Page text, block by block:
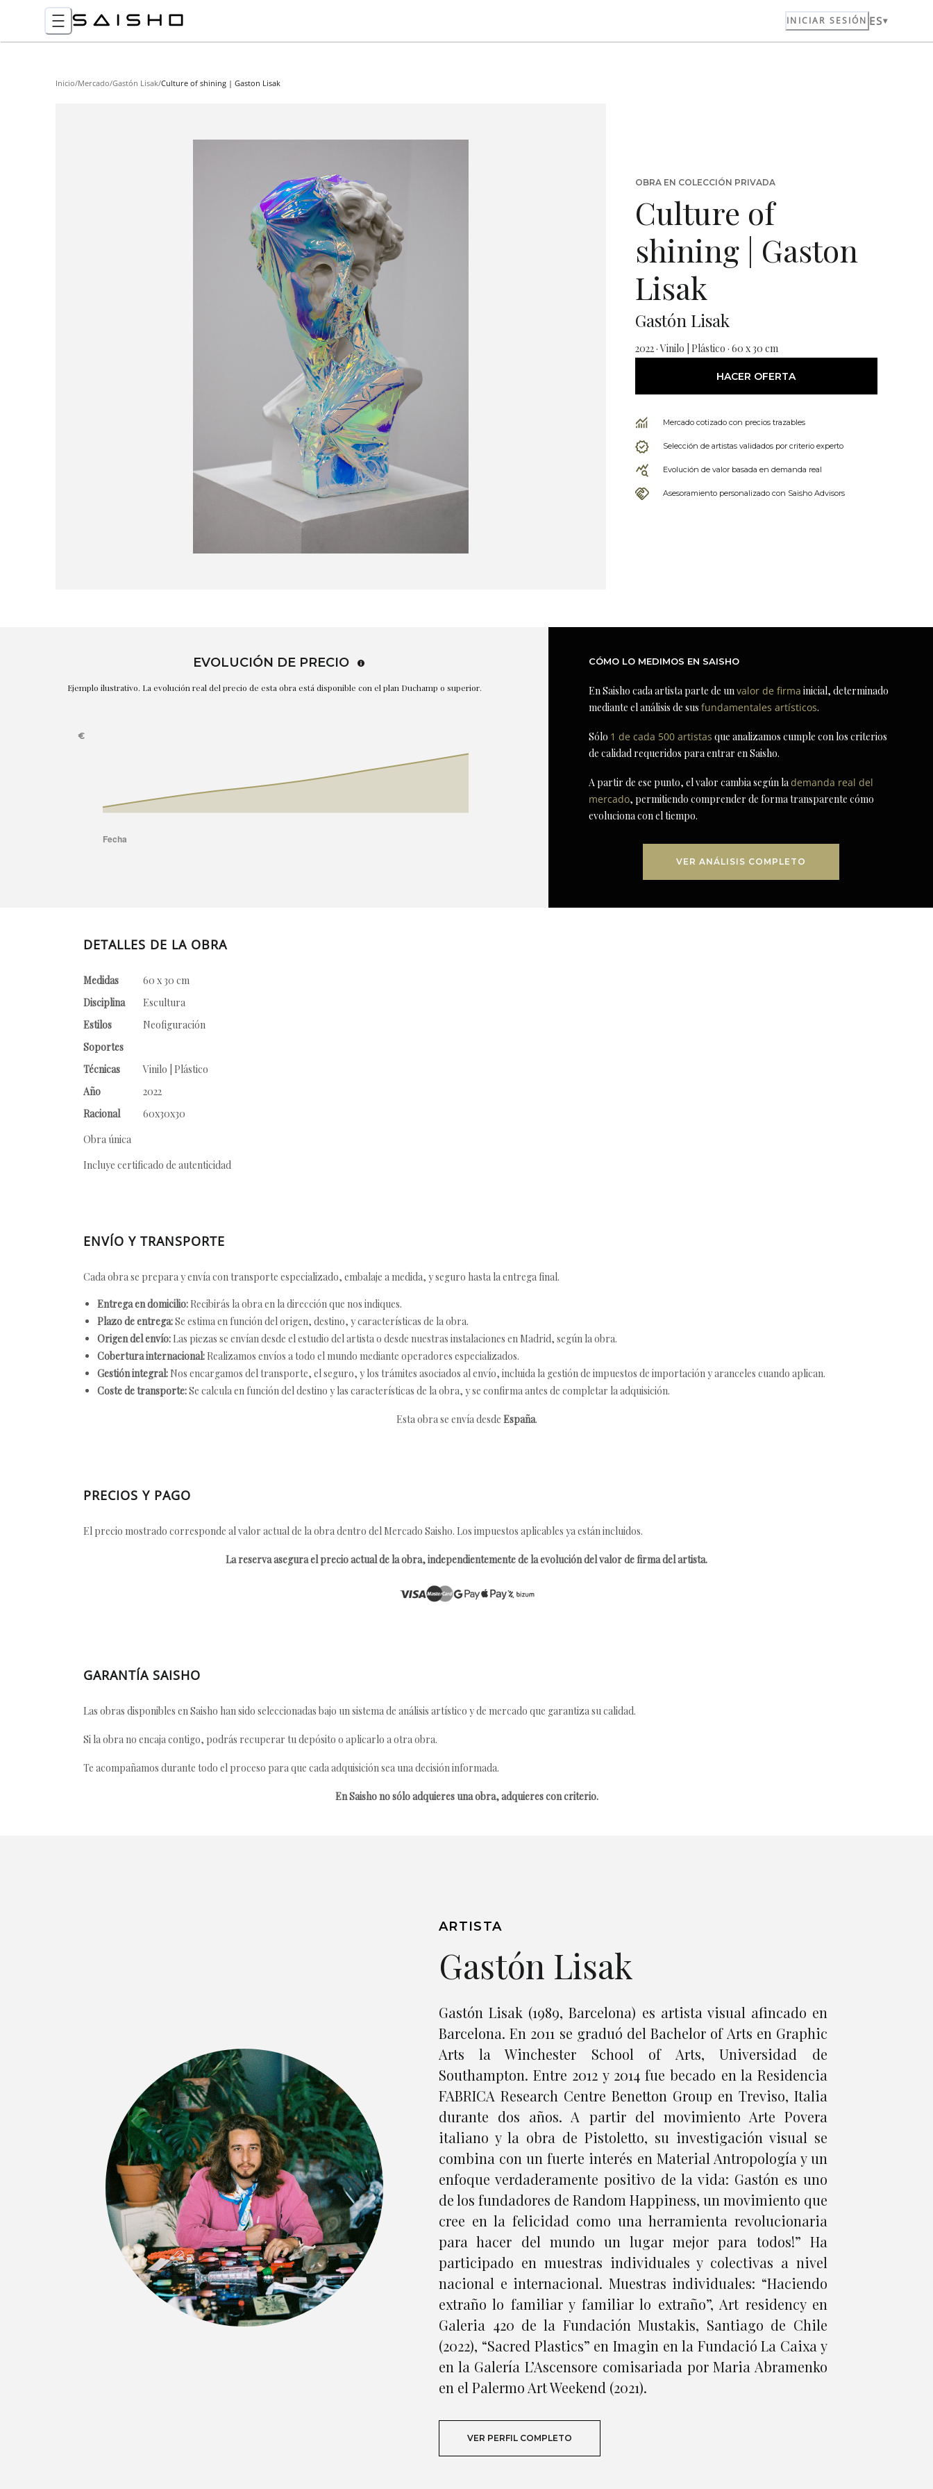
INICIAR SESIÓN ES
Inicio/Mercado/Gastón Lisak/Culture of shining | Gaston Lisak
OBRA EN COLECCIÓN PRIVADA
Culture of
shining | Gaston
Lisak
Gastón Lisak
2022 · Vinilo | Plástico · 60 x 30 cm
HACER OFERTA
Mercado cotizado con precios trazables
Selección de artistas validados por criterio experto
Evolución de valor basada en demanda real
Asesoramiento personalizado con Saisho Advisors
EVOLUCIÓN DE PRECIO
Ejemplo ilustrativo. La evolución real del precio de esta obra está disponible con el plan Duchamp o superior.
CÓMO LO MEDIMOS EN SAISHO
En Saisho cada artista parte de unvalor de firma inicial, determinado
mediante el análisis de susfundamentales artísticos.
Sólo 1 de cada 500 artistas que analizamos cumple con los criterios
de calidad requeridos para entrar en Saisho.
A partir de ese punto, el valor cambia según lademanda real del
mercado, permitiendo comprender de forma transparente cómo
evoluciona con el tiempo.
VER ANÁLISIS COMPLETO
DETALLES DE LA OBRA
Medidas
60 x 30 cm
Disciplina
Escultura
Estilos
Neofiguración
Soportes
Técnicas
Vinilo | Plástico
Año
2022
Racional
60x30x30
Obra única
Incluye certificado de autenticidad
ENVÍO Y TRANSPORTE
Cada obra se prepara y envía con transporte especializado, embalaje a medida, y seguro hasta la entrega final.
Entrega en domicilio: Recibirás la obra en la dirección que nos indiques.
Plazo de entrega:Se estima en función del origen, destino, y características de la obra.
Origen del envío: Las piezas se envían desde el estudio del artista o desde nuestras instalaciones en Madrid, según la obra.
Cobertura internacional: Realizamos envíos a todo el mundo mediante operadores especializados.
Gestión integral: Nos encargamos del transporte, el seguro, y los trámites asociados al envío, incluida la gestión de impuestos de importación y aranceles cuando aplican.
Coste de transporte:Se calcula en función del destino y las características de la obra, y se confirma antes de completar la adquisición.
Esta obra se envía desde España.
PRECIOS Y PAGO
El precio mostrado corresponde al valor actual de la obra dentro del Mercado Saisho. Los impuestos aplicables ya están incluidos.
La reserva asegura el precio actual de la obra, independientemente de la evolución del valor de firma del artista.
GARANTÍA SAISHO
Las obras disponibles en Saisho han sido seleccionadas bajo un sistema de análisis artístico y de mercado que garantiza su calidad.
Si la obra no encaja contigo, podrás recuperar tu depósito o aplicarlo a otra obra.
Te acompañamos durante todo el proceso para que cada adquisición sea una decisión informada.
En Saisho no sólo adquieres una obra, adquieres con criterio.
ARTISTA
Gastón Lisak
Gastón Lisak (1989, Barcelona) es artista visual afincado en
Barcelona. En 2011 se graduó del Bachelor of Arts en Graphic
Arts la Winchester School of Arts, Universidad de
Southampton. Entre 2012 y 2014 fue becado en la Residencia
FABRICA Research Centre Benetton Group en Treviso, Italia
durante dos años. A partir del movimiento Arte Povera
italiano y la obra de Pistoletto, su investigación visual se
combina con un fuerte interés en Material Antropología y un
enfoque verdaderamente positivo de la vida: Gastón es uno
de los fundadores de Random Happiness, un movimiento que
cree en la felicidad como una herramienta revolucionaria
para hacer del mundo un lugar mejor para todos!” Ha
participado en muestras individuales y colectivas a nivel
nacional e internacional. Muestras individuales: “Haciendo
extraño lo familiar y familiar lo extraño”, Art residency en
Galeria 420 de la Fundación Mustakis, Santiago de Chile
(2022), “Sacred Plastics” en Imagin en la Fundació La Caixa y
en la Galería L’Ascensore comisariada por Maria Abramenko
en el Palermo Art Weekend (2021).
VER PERFIL COMPLETO